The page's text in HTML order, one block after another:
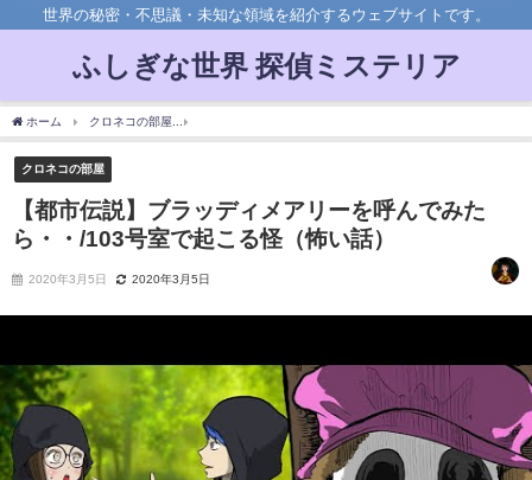
世界の秘密・不思議・未知な領域を紹介するウェブサイトです。
ふしぎな世界 探偵ミステリア
ホーム クロネコの部屋
クロネコの部屋
【都市伝説】ブラッディメアリーを呼んでみた
ら・・/103号室で起こる怪（怖い話）
2020年3月5日 2020年3月5日